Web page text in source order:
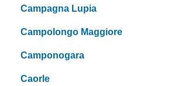
Campagna Lupia
Campolongo Maggiore
Camponogara
Caorle